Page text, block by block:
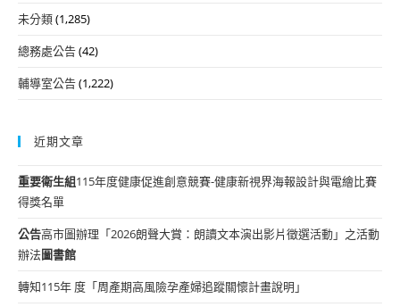
未分類(1,285)
總務處公告(42)
輔導室公告(1,222)
近期文章
重要衛生組115年度健康促進創意競賽-健康新視界海報設計與電繪比賽
得獎名單
公告高市圖辦理「2026朗聲大賞：朗讀文本演出影片徵選活動」之活動
辦法圖書館
轉知115年 度「周產期高風險孕產婦追蹤關懷計畫說明」